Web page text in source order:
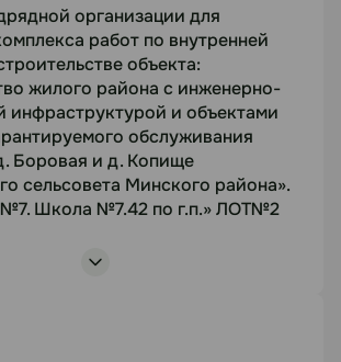
Посмотреть лоты
Боровая и д. Копище
сельсовета Минского района».
Школа №7.42 по г.п.»
организации для
работ по внутренней
объекта
организации для
работ по внутренней
объекта:
жилого района с инженерно-
инфраструктурой и объектами
обслуживания
Боровая и д. Копище
сельсовета Минского района».
Школа №7.42 по г.п.» ЛОТ№2
инфраструктурой и объектами